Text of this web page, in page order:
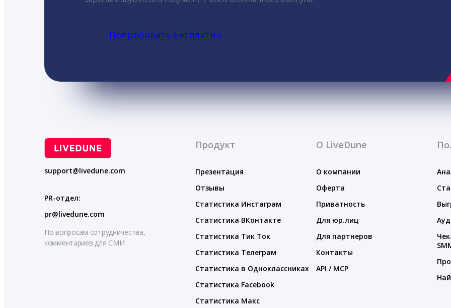
Попробовать бесплатно
support@livedune.com
PR-отдел:
pr@livedune.com
По вопросам сотрудничества,
комментариев для СМИ
Продукт
Презентация
Отзывы
Статистика Инстаграм
Статистика ВКонтакте
Статистика Тик Ток
Статистика Телеграм
Статистика в Одноклассниках
Статистика Facebook
Статистика Макс
О LiveDune
О компании
Оферта
Приватность
Для юр.лиц
Для партнеров
Контакты
API / MCP